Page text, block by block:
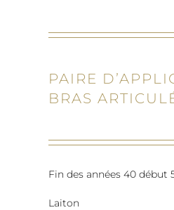
PAIRE
BRAS
Fin des années 40 début
Laiton